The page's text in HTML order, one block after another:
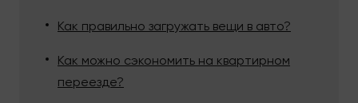
Как правильно загружать вещи в авто?
Как можно сэкономить на квартирном
переезде?